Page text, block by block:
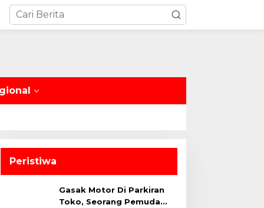
Peristiwa
Gasak Motor Di Parkiran
Toko, Seorang Pemuda